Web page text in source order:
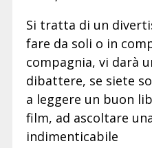
Si tratta di un
fare da soli o in
compagnia, vi darà
dibattere, se siete
a leggere un buon
film, ad ascoltare
indimenticabile